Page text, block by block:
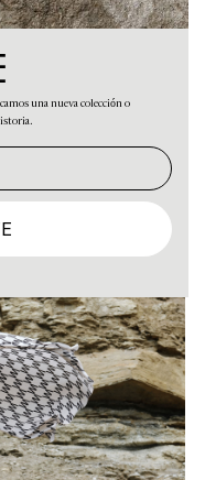
pasa a ser de todos,
sí, sino su búsqueda.
sino su exploración.
una nueva colección o